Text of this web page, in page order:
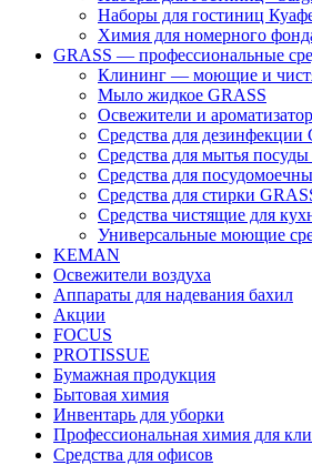
Наборы для гостиниц
Химия для номерного
GRASS — профессиональные
Клининг — моющие и
Мыло жидкое GRASS
Освежители и
Средства для дезинфекции
Средства для мытья
Средства для
Средства для стирки
Средства чистящие для
Универсальные моющие
KEMAN
Освежители воздуха
Аппараты для надевания бахил
Акции
FOCUS
PROTISSUE
Бумажная продукция
Бытовая химия
Инвентарь для уборки
Профессиональная химия для
Средства для офисов